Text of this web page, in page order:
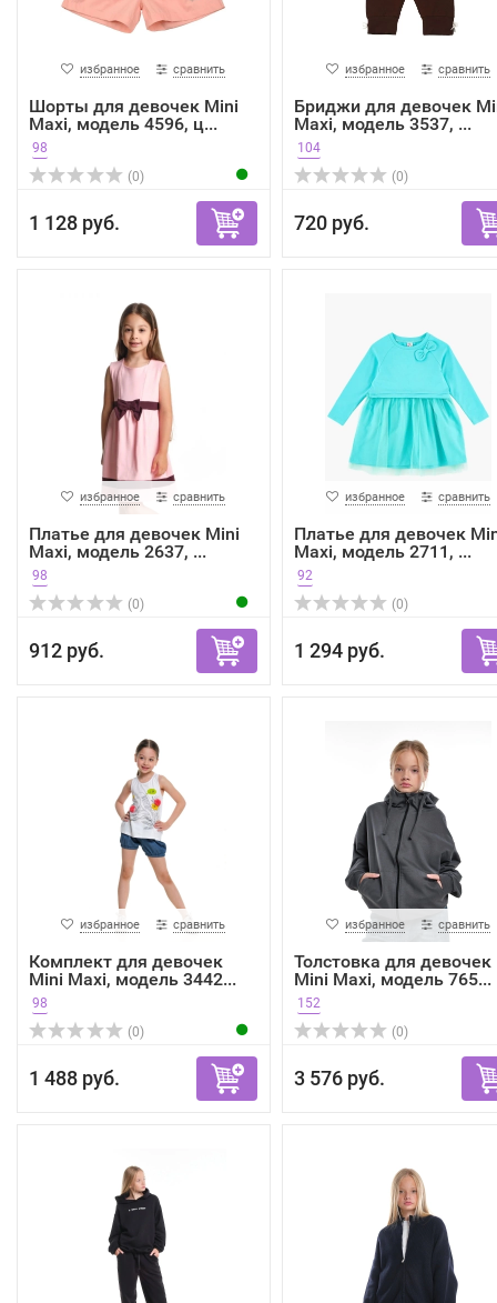
избранное сравнить
Шорты для девочек Mini
Maxi, модель 4596, ц...
98
(0)
1 128 руб.
избранное сравнить
Бриджи для девочек
Maxi, модель 3537, ...
104
(0)
720 руб.
избранное сравнить
Платье для девочек Mini
Maxi, модель 2637, ...
98
(0)
912 руб.
избранное сравнить
Платье для девочек
Maxi, модель 2711, ...
92
(0)
1 294 руб.
избранное сравнить
Комплект для девочек
Mini Maxi, модель 3442...
98
(0)
1 488 руб.
избранное сравнить
Толстовка для девочек
Mini Maxi, модель 765...
152
(0)
3 576 руб.